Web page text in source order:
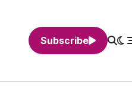
Subscribe